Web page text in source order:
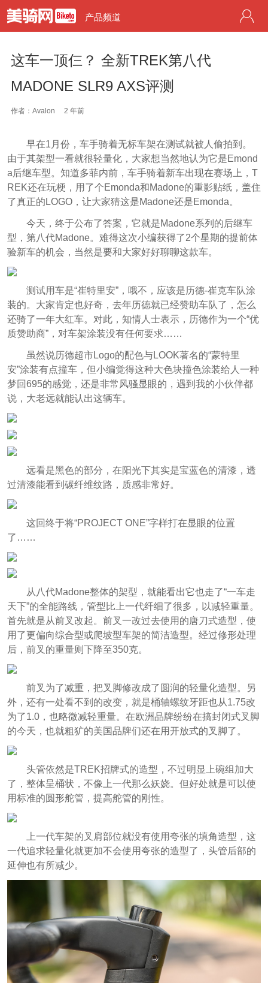
产品频道
这车一顶仨？ 全新TREK第八代
MADONE SLR9 AXS评测
作者：Avalon 2 年前
早在1月份，车手骑着无标车架在测试就被人偷拍到。
由于其架型一看就很轻量化，大家想当然地认为它是Emond
a后继车型。知道多菲内前，车手骑着新车出现在赛场上，T
REK还在玩梗，用了个Emonda和Madone的重影贴纸，盖住
了真正的LOGO，让大家猜这是Madone还是Emonda。
今天，终于公布了答案，它就是Madone系列的后继车
型，第八代Madone。难得这次小编获得了2个星期的提前体
验新车的机会，当然是要和大家好好聊聊这款车。
测试用车是“崔特里安”，哦不，应该是历德-崔克车队涂
装的。大家肯定也好奇，去年历德就已经赞助车队了，怎么
还骑了一年大红车。对此，知情人士表示，历德作为一个“优
质赞助商”，对车架涂装没有任何要求……
虽然说历德超市Logo的配色与LOOK著名的“蒙特里
安”涂装有点撞车，但小编觉得这种大色块撞色涂装给人一种
梦回695的感觉，还是非常风骚显眼的，遇到我的小伙伴都
说，大老远就能认出这辆车。
远看是黑色的部分，在阳光下其实是宝蓝色的清漆，透
过清漆能看到碳纤维纹路，质感非常好。
这回终于将“PROJECT ONE”字样打在显眼的位置
了……
从八代Madone整体的架型，就能看出它也走了“一车走
天下”的全能路线，管型比上一代纤细了很多，以减轻重量。
首先就是从前叉改起。前叉一改过去使用的唐刀式造型，使
用了更偏向综合型或爬坡型车架的简洁造型。经过修形处理
后，前叉的重量则下降至350克。
前叉为了减重，把叉脚修改成了圆润的轻量化造型。另
外，还有一处看不到的改变，就是桶轴螺纹牙距也从1.75改
为了1.0，也略微减轻重量。在欧洲品牌纷纷在搞封闭式叉脚
的今天，也就粗犷的美国品牌们还在用开放式的叉脚了。
头管依然是TREK招牌式的造型，不过明显上碗组加大
了，整体呈桶状，不像上一代那么妖娆。但好处就是可以使
用标准的圆形舵管，提高舵管的刚性。
上一代车架的叉肩部位就没有使用夸张的填角造型，这
一代追求轻量化就更加不会使用夸张的造型了，头管后部的
延伸也有所减少。